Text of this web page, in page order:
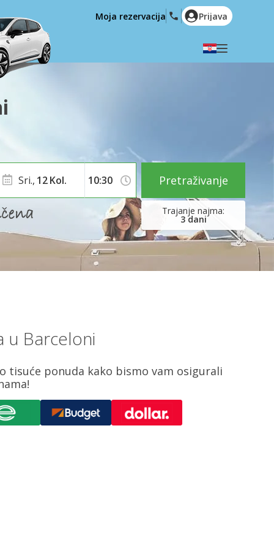
English (US)
Polski
Türkçe
Română
Ελληνικά
Hrvatski
العربية
Moja rezervacija Prijava
3 dani
Sri., 12Kol. Pretraživanje
u Barceloni
tisuće ponuda kako bismo vam osigurali